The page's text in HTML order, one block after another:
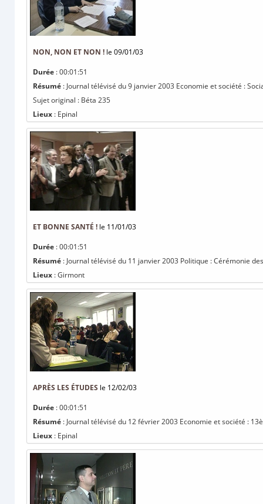
NON, NON ET NON ! le 09/01/03
Durée : 00:01:51
Résumé : Journal télévisé du 9 janvier 2003 Economie et société :
Sujet original : Béta 235
Lieux : Epinal
ET BONNE SANTÉ ! le 11/01/03
Durée : 00:01:51
Résumé : Journal télévisé du 11 janvier 2003 Politique : Cérémonie
Lieux : Girmont
APRÈS LES ÉTUDES le 12/02/03
Durée : 00:01:51
Résumé : Journal télévisé du 12 février 2003 Economie et société :
Lieux : Epinal